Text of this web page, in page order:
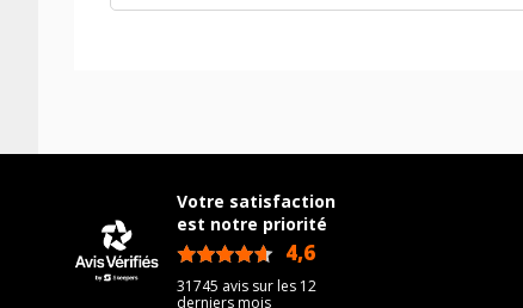
Votre satisfaction
est notre priorité
4,6
31745 avis sur les 12
derniers mois